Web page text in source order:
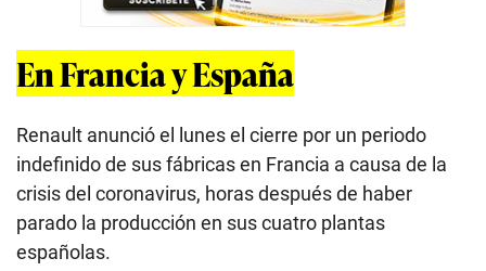
En Francia y España
Renault anunció el lunes el cierre por un periodo
indefinido de sus fábricas en Francia a causa de la
crisis del coronavirus, horas después de haber
parado la producción en sus cuatro plantas
españolas.